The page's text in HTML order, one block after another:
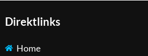
Direktlinks
Home